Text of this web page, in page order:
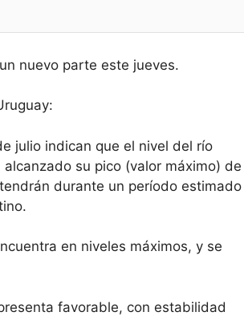
nuevo parte este jueves.
julio indican que el nivel del río
su pico (valor máximo) de
durante un período estimado
en niveles máximos, y se
favorable, con estabilidad